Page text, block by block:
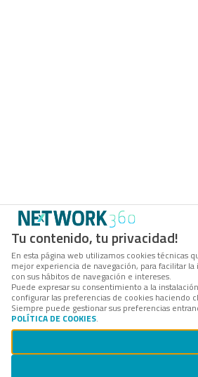
Tu contenido, tu privacidad!
En esta página web utilizamos cookies técnicas
mejor experiencia de navegación, para facilitar
con sus hábitos de navegación e intereses.
Puede expresar su consentimiento a la
configurar las preferencias de cookies haciendo
Siempre puede gestionar sus preferencias
POLÍTICA DE COOKIES.